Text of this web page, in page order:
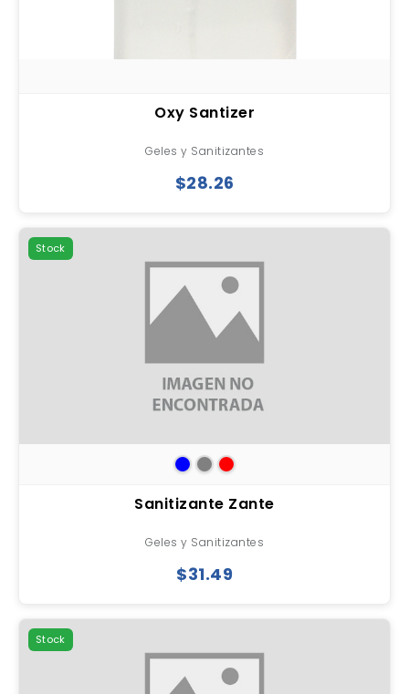
Oxy Santizer
Geles y Sanitizantes
$28.26
Stock
Sanitizante Zante
Geles y Sanitizantes
$31.49
Stock